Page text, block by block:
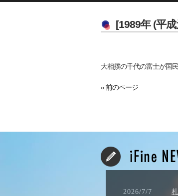
[1989年 (平
大相撲の千代の富士が国
« 前のページ
2026/7/7